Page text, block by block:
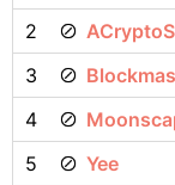
2
3
4
5
Yee